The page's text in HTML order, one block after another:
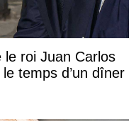
le roi Juan Carlos
temps d’un dîner